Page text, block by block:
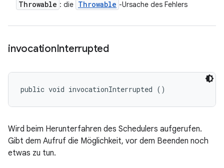
Throwable : die Throwable -Ursache des Fehlers
invocationInterrupted
public void invocationInterrupted ()
Wird beim Herunterfahren des Schedulers aufgerufen.
Gibt dem Aufruf die Möglichkeit, vor dem Beenden noch
etwas zu tun.